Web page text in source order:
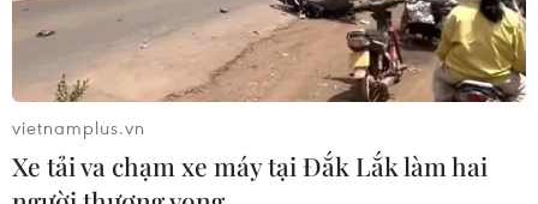
Iran tuyên bố chưa đạt đủ điều kiện
để mở lại eo biển Hormuz
03/08/2026 15:59
vietnamplus.vn
Xe tải va chạm xe máy tại Đắk Lắk làm hai